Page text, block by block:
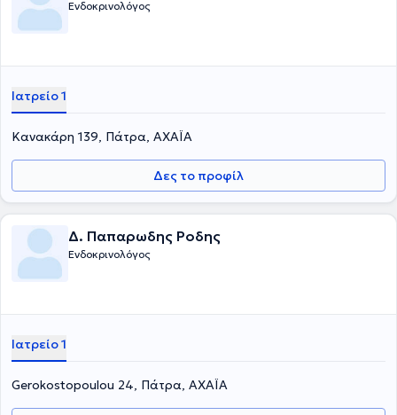
Ενδοκρινολόγος
Ιατρείο 1
Κανακάρη 139, Πάτρα, ΑΧΑΪΑ
Δες το προφίλ
Δ. Παπαρωδης Ροδης
Ενδοκρινολόγος
Ιατρείο 1
Gerokostopoulou 24, Πάτρα, ΑΧΑΪΑ